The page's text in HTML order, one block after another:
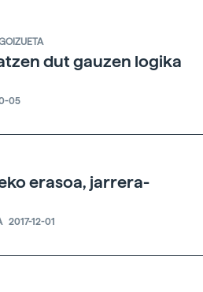
dut gauzen logika
05
erasoa, jarrera-
2017-12-01